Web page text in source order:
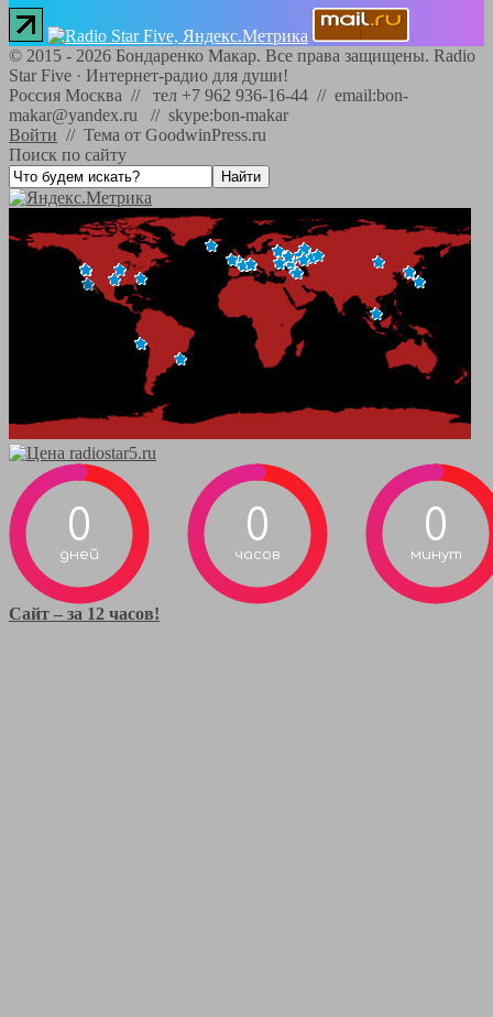
© 2015 - 2026 Бондаренко Макар. Все права защищены. Radio
Star Five · Интернет-радио для души!
Россия Москва // тел +7 962 936-16-44 // email:bon-
makar@yandex.ru // skype:bon-makar
Войти // Тема от GoodwinPress.ru
Поиск по сайту
0
дней
0
часов
0
минут
Сайт – за 12 часов!